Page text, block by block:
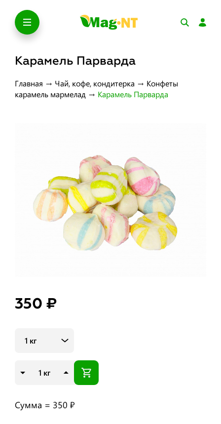
Карамель Парварда
Главная → Чай, кофе, кондитерка → Конфеты
карамель мармелад → Карамель Парварда
350 ₽
1 кг
кг
Сумма = 350 ₽